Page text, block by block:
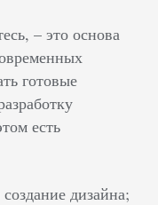
– это основа
готовые
есть
дизайна;